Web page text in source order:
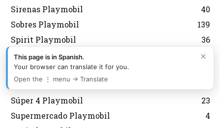
Sirenas Playmobil
40
Sobres Playmobil
139
Spirit Playmobil
36
Star Trek Playmobil
4
Stun Show
Submarinos y buceo
Súper 4 Playmobil
23
Supermercado Playmobil
4
×
This page is in Spanish.
Your browser can translate it for you.
Open the ⋮ menu → Translate